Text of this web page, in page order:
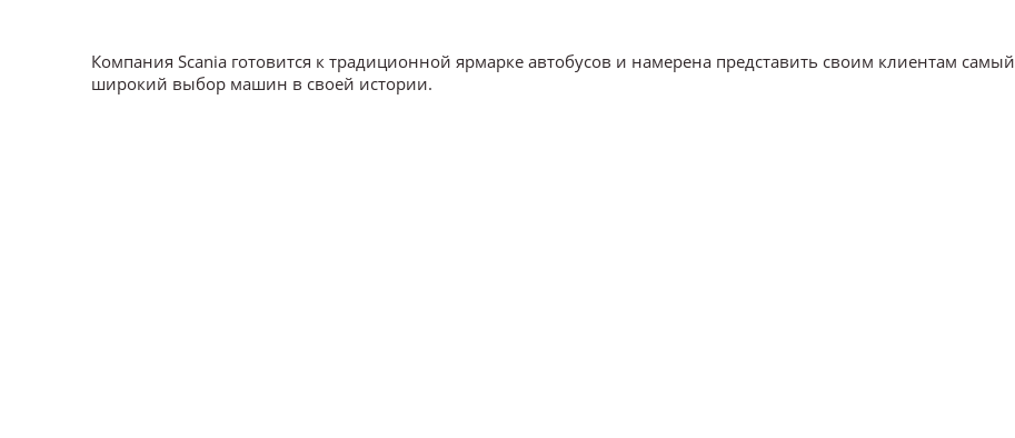
Компания Scania готовится к традиционной ярмарке автобусов и намерена представить своим клиентам самый
широкий выбор машин в своей истории.